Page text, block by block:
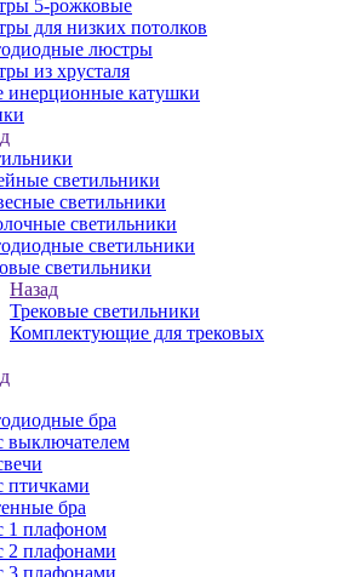
5-рожковые
для низких потолков
люстры
из хрусталя
инерционные катушки
светильники
светильники
светильники
светильники
светильники
Назад
Трековые светильники
Комплектующие для трековых
бра
выключателем
птичками
бра
1 плафоном
2 плафонами
3 плафонами